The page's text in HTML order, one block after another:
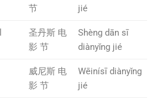
节
jié
圣丹斯 电
影 节
Shèng dān sī
diànyǐng jié
威尼斯 电
影 节
Wēinísī diànyǐng
jié